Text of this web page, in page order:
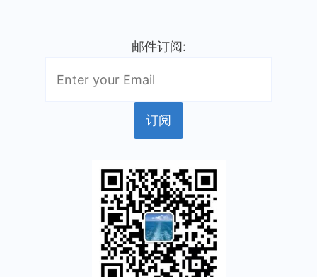
邮件订阅: